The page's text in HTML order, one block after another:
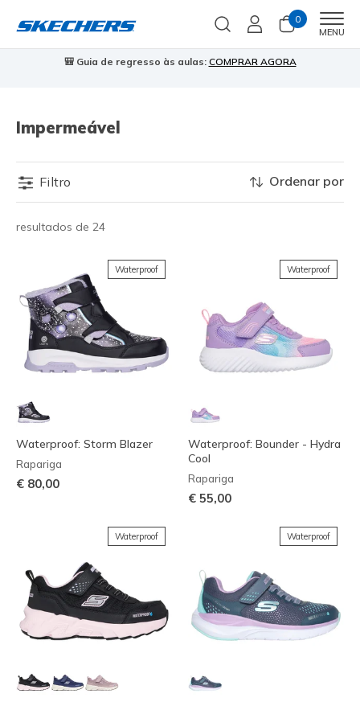
0
MENU
🎒 Guia de regresso às aulas: COMPRAR AGORA
Impermeável
Filtro
resultados de 24
Ordenar por
Waterproof
Waterproof: Storm Blazer
Rapariga
€ 80,00
Waterproof
Waterproof: Bounder - Hydra
Cool
Rapariga
€ 55,00
Waterproof Waterproof